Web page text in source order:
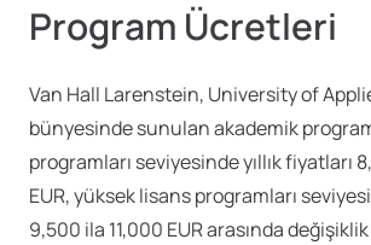
Program Ücretleri
Van Hall Larenstein, University of
bünyesinde sunulan akademik
programları seviyesinde yıllık fiyatları
EUR, yüksek lisans programları
9,500 ila 11,000 EUR arasında